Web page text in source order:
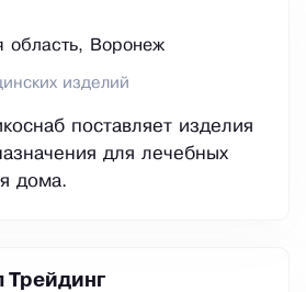
область, Воронеж
изделий
поставляет изделия
для лечебных
дома.
Трейдинг